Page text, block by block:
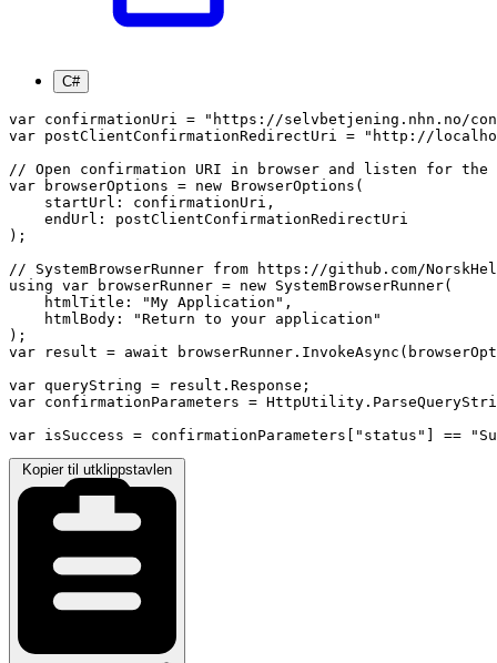
C#
var confirmationUri = "https://selvbetjening.nhn.no/
var postClientConfirmationRedirectUri = "http://
// Open confirmation URI in browser and listen for
var browserOptions = new BrowserOptions(
    startUrl: confirmationUri,
    endUrl: postClientConfirmationRedirectUri
);
// SystemBrowserRunner from https://github.com/
using var browserRunner = new SystemBrowserRunner(
    htmlTitle: "My Application",
    htmlBody: "Return to your application"
);
var result = await
var queryString = result.Response;
var confirmationParameters =
var isSuccess = confirmationParameters["status"] ==
Kopier til utklippstavlen